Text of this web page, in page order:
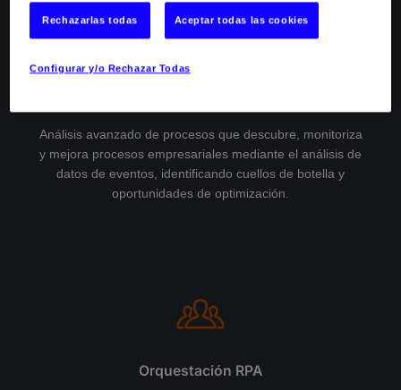
Análisis avanzado de procesos que descubre, monitoriza
y mejora procesos empresariales mediante el análisis de
datos de eventos, identificando cuellos de botella y
oportunidades de optimización.
Orquestación RPA
Configurar y/o Rechazar Todas
Rechazarlas todas Aceptar todas las cookies